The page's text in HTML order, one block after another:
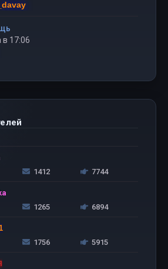
17:06
1412 7744
1265 6894
1756 5915